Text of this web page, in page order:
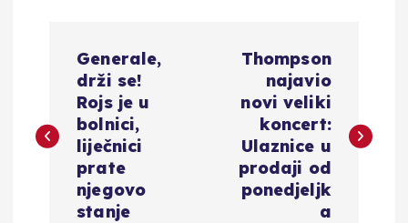
v
Generale,
drži se!
Rojs je u
bolnici,
liječnici
prate
njegovo
stanje
Thompson
najavio
novi veliki
koncert:
Ulaznice u
prodaji od
ponedjeljk
a